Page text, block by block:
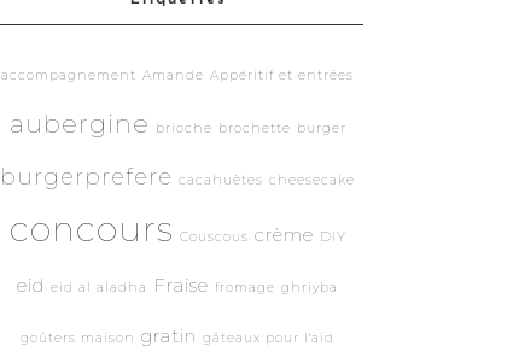
accompagnement Amande Appéritif et entrées
aubergine brioche brochette burger
burgerprefere cacahuètes cheesecake
concours Couscous crème DIY
eid eid al aladha Fraise fromage ghriyba
goûters maison gratin gâteaux pour l'aid